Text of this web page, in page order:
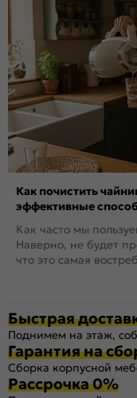
Как почистить
эффективные
Как часто мы
Наверно, не будет
что это самая
Быстрая
Поднимем на этаж,
Гарантия на
Сборка корпусной
Рассрочка 0%